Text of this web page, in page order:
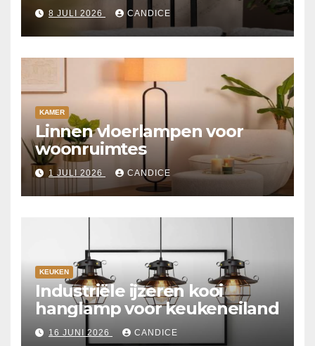
8 JULI 2026 CANDICE
KAMER
Linnen vloerlampen voor
woonruimtes
1 JULI 2026 CANDICE
KEUKEN
Industriële ijzeren kooi
hanglamp voor keukeneiland
16 JUNI 2026 CANDICE